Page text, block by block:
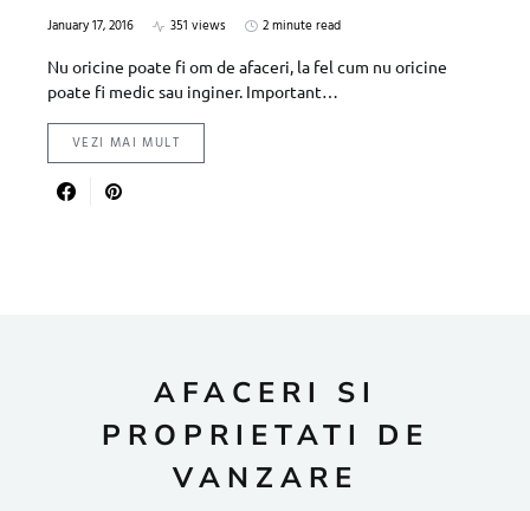
January 17, 2016 351 views
2 minute read
Nu oricine poate fi om de afaceri, la fel cum nu oricine
poate fi medic sau inginer. Important…
VEZI MAI MULT
AFACERI SI
PROPRIETATI DE
VANZARE